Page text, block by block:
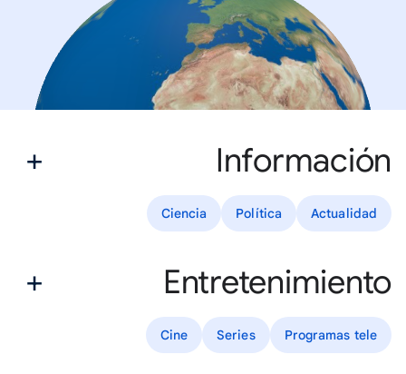
Información
Actualidad
Política
Ciencia
Entretenimiento
Programas tele
Series
Cine